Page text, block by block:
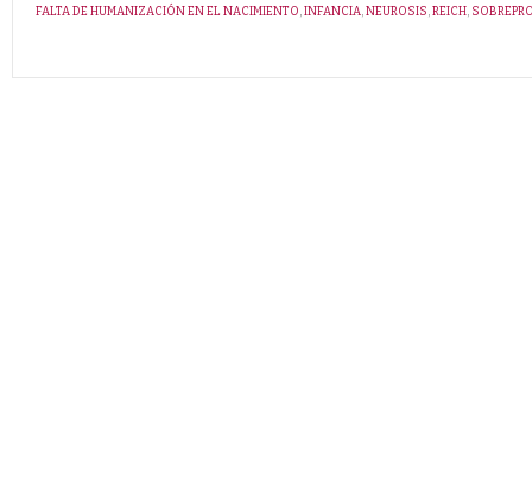
FALTA DE HUMANIZACIÓN EN EL NACIMIENTO,INFANCIA,NEUROSIS,REICH,